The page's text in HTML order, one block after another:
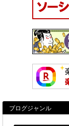
ブログジャンル